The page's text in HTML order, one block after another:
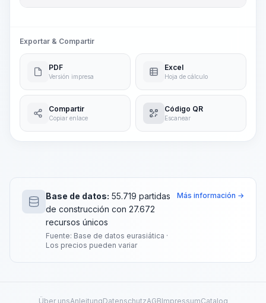
Exportar & Compartir
PDF
Versión impresa
Excel
Hoja de cálculo
Compartir
Copiar enlace
Código QR
Escanear
Base de datos: 55.719 partidas
de construcción con 27.672
recursos únicos
Fuente: Base de datos eurasiática ·
Los precios pueden variar
Más información →
Über unsAnleitungDatenschutzAGBImpressumCatalog